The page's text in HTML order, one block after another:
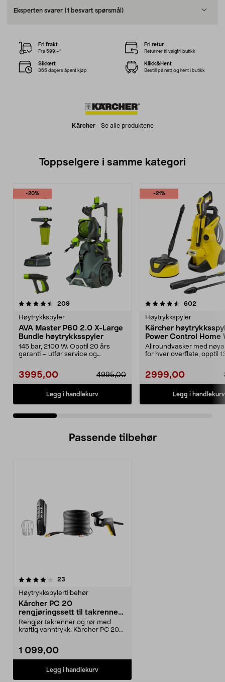
Eksperten svarer (1 besvart spørsmål)
Kärcher- Se alle produktene
Fri frakt
Fra 599,–*
Fri retur
Returner til valgfri butikk
Sikkert
365 dagers åpent kjøp
Klikk&Hent
Bestill på nett og hent i butikk
Toppselgere i samme kategori
-20%
209anmeldelser
Høytrykkspyler
AVA Master P60 2.0 X-Large
Bundle høytrykksspyler
145 bar, 2100 W. Opptil 20 års
garanti – utfør service og
3995,00 4995,00
Legg i handlekurv
-21%
4.5 av 5 stjerner 602
Høytrykkspyler
Kärcher
Power Control Home
Allroundvasker med
for hver overflate, opptil
2999,00
Legg i handlekurv
4.5 av 5 stjerner
Passende tilbehør
23
Høytrykkspylertilbehør
Kärcher PC 20
rengjøringssett til takrenner
og nedløpsrør, 20 m
Rengjør takrenner og rør med
kraftig vanntrykk. Kärcher PC 20
1 099,00
Legg i handlekurv